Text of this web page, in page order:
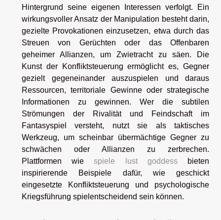
Hintergrund seine eigenen Interessen verfolgt. Ein
wirkungsvoller Ansatz der Manipulation besteht darin,
gezielte Provokationen einzusetzen, etwa durch das
Streuen von Gerüchten oder das Offenbaren
geheimer Allianzen, um Zwietracht zu säen. Die
Kunst der Konfliktsteuerung ermöglicht es, Gegner
gezielt gegeneinander auszuspielen und daraus
Ressourcen, territoriale Gewinne oder strategische
Informationen zu gewinnen. Wer die subtilen
Strömungen der Rivalität und Feindschaft im
Fantasyspiel versteht, nutzt sie als taktisches
Werkzeug, um scheinbar übermächtige Gegner zu
schwächen oder Allianzen zu zerbrechen.
Plattformen wiespiele lust goddessbieten
inspirierende Beispiele dafür, wie geschickt
eingesetzte Konfliktsteuerung und psychologische
Kriegsführung spielentscheidend sein können.